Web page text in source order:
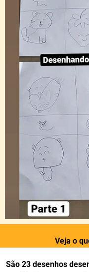
Veja o
São 23 desenhos